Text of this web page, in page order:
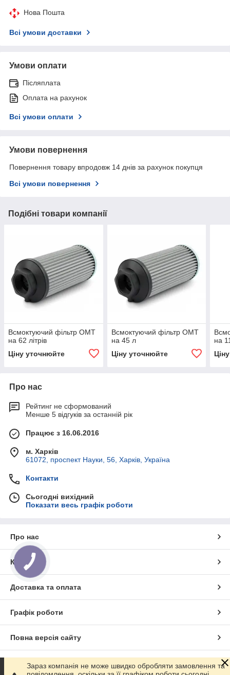
Нова Пошта
Всі умови доставки
Умови оплати
Післяплата
Оплата на рахунок
Всі умови оплати
Умови повернення
Повернення товару впродовж 14 днів за рахунок покупця
Всі умови повернення
Подібні товари компанії
Всмоктуючий фільтр OMT
на 62 літрів
Ціну уточнюйте
Всмоктуючий фільтр OMT
на 45 л
Ціну уточнюйте
на
Про нас
Рейтинг не сформований
Менше 5 відгуків за останній рік
Працює з 16.06.2016
м. Харків
61072, проспект Науки, 56, Харків, Україна
Контакти
Сьогодні вихідний
Показати весь графік роботи
Про нас
Контакти
Доставка та оплата
Графік роботи
Повна версія сайту
Сайт створено на маркетплейсіProm.ua
Зараз компанія не може швидко обробляти замовлення та